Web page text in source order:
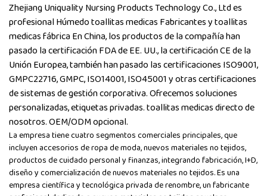
Zhejiang Uniquality Nursing Products Technology Co., Ltd es
profesional Húmedo toallitas medicas Fabricantesytoallitas
medicas fábrica En China, los productos de la compañía han
pasado la certificación FDA de EE. UU., la certificación CE de la
Unión Europea, también han pasado las certificaciones ISO9001,
GMPC22716, GMPC, ISO14001, ISO45001 y otras certificaciones
de sistemas de gestión corporativa. Ofrecemos soluciones
personalizadas, etiquetas privadas. toallitas medicas directo de
nosotros. OEM/ODM opcional.
La empresa tiene cuatro segmentos comerciales principales, que
incluyen accesorios de ropa de moda, nuevos materiales no tejidos,
productos de cuidado personal y finanzas, integrando fabricación, I+D,
diseño y comercialización de nuevos materiales no tejidos. Es una
empresa científica y tecnológica privada de renombre, un fabricante